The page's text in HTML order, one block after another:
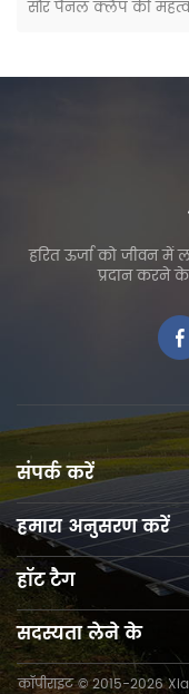
सौर पैनल क्लैंप की
हरित ऊर्जा को जीवन में
प्रदान करने
संपर्क करें
हमारा अनुसरण करें
हॉट टैग
सदस्यता लेने के
कॉपीराइट © 2015-2026